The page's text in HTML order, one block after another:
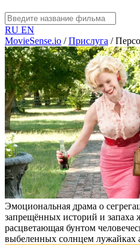
RU EN
MovieSense.io / Прислуга /
Эмоциональная драма о
запрещённых историй и запаха
расцветающая бунтом
выбеленных солнцем лужайках